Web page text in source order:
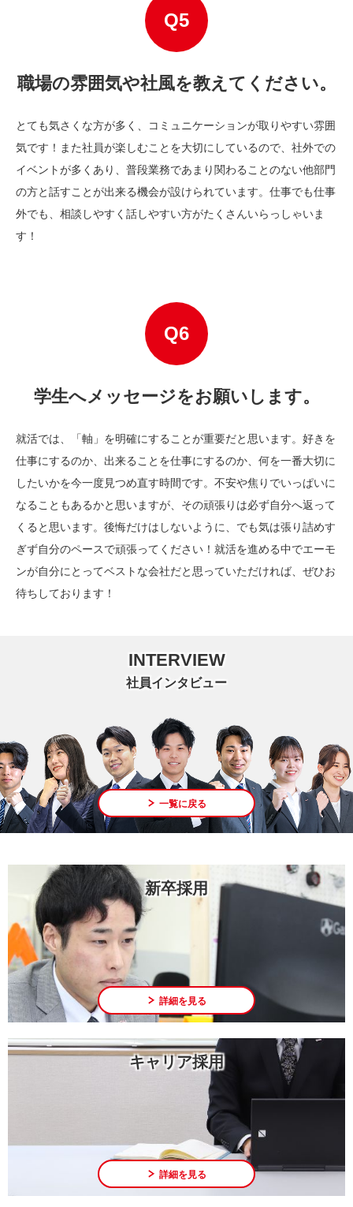
職場の雰囲気や社風を教えてください。
とても気さくな方が多く、コミュニケーションが取りやすい雰囲
気です！また社員が楽しむことを大切にしているので、社外での
イベントが多くあり、普段業務であまり関わることのない他部門
の方と話すことが出来る機会が設けられています。仕事でも仕事
外でも、相談しやすく話しやすい方がたくさんいらっしゃいま
す！
学生へメッセージをお願いします。
就活では、「軸」を明確にすることが重要だと思います。好きを
仕事にするのか、出来ることを仕事にするのか、何を一番大切に
したいかを今一度見つめ直す時間です。不安や焦りでいっぱいに
なることもあるかと思いますが、その頑張りは必ず自分へ返って
くると思います。後悔だけはしないように、でも気は張り詰めす
ぎず自分のペースで頑張ってください！就活を進める中でエーモ
ンが自分にとってベストな会社だと思っていただければ、ぜひお
待ちしております！
INTERVIEW
社員インタビュー
一覧に戻る
新卒採用
詳細を見る
キャリア採用
詳細を見る